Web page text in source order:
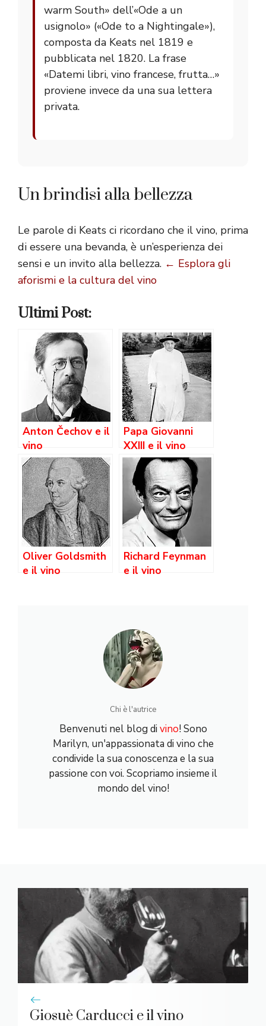
warm South» dell’«Ode a un
usignolo» («Ode to a Nightingale»),
composta da Keats nel 1819 e
pubblicata nel 1820. La frase
«Datemi libri, vino francese, frutta…»
proviene invece da una sua lettera
privata.
Un brindisi alla bellezza
Le parole di Keats ci ricordano che il vino, prima
di essere una bevanda, è un’esperienza dei
sensi e un invito alla bellezza. ← Esplora gli
aforismi e la cultura del vino
Ultimi Post:
Anton Čechov e il
vino
Papa Giovanni
XXIII e il vino
Oliver Goldsmith
e il vino
Richard Feynman
e il vino
Chi è l'autrice
Benvenuti nel blog divino! Sono
Marilyn, un'appassionata di vino che
condivide la sua conoscenza e la sua
passione con voi. Scopriamo insieme il
mondo del vino!
Giosuè Carducci e il vino